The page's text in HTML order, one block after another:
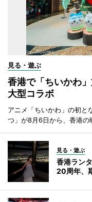
見る・遊ぶ
香港で「ちいかわ
大型コラボ
アニメ「ちいかわ」の初と
つ」が8月6日から、香港の
見る・遊ぶ
香港ラン
20周年、